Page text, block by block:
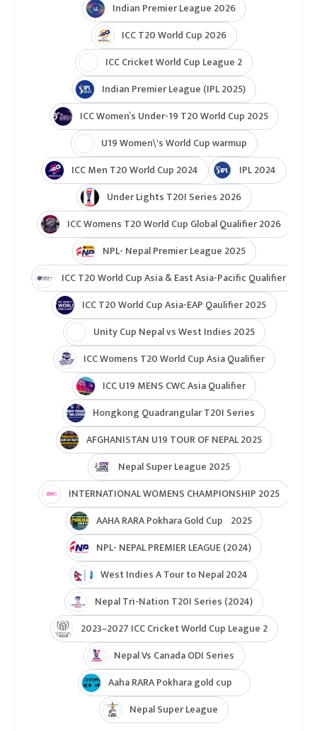
Indian Premier League 2026
ICC T20 World Cup 2026
ICC Cricket World Cup League 2
Indian Premier League (IPL 2025)
ICC Women’s Under-19 T20 World Cup 2025
U19 Women\'s World Cup warmup
ICC Men T20 World Cup 2024
IPL 2024
Under Lights T20I Series 2026
ICC Womens T20 World Cup Global Qualifier 2026
NPL- Nepal Premier League 2025
ICC T20 World Cup Asia & East Asia-Pacific Qualifier
ICC T20 World Cup Asia-EAP Qaulifier 2025
Unity Cup Nepal vs West Indies 2025
ICC Womens T20 World Cup Asia Qualifier
ICC U19 MENS CWC Asia Qualifier
Hongkong Quadrangular T20I Series
AFGHANISTAN U19 TOUR OF NEPAL 2025
Nepal Super League 2025
INTERNATIONAL WOMENS CHAMPIONSHIP 2025
AAHA RARA Pokhara Gold Cup 2025
NPL- NEPAL PREMIER LEAGUE (2024)
West Indies A Tour to Nepal 2024
Nepal Tri-Nation T20I Series (2024)
2023–2027 ICC Cricket World Cup League 2
Nepal Vs Canada ODI Series
Aaha RARA Pokhara gold cup
Nepal Super League